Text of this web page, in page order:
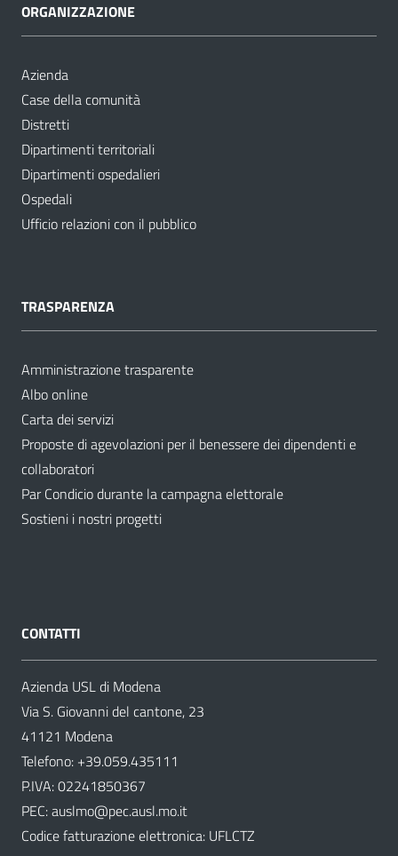
ORGANIZZAZIONE
Azienda
Case della comunità
Distretti
Dipartimenti territoriali
Dipartimenti ospedalieri
Ospedali
Ufficio relazioni con il pubblico
TRASPARENZA
Amministrazione trasparente
Albo online
Carta dei servizi
Proposte di agevolazioni per il benessere dei dipendenti e
collaboratori
Par Condicio durante la campagna elettorale
Sostieni i nostri progetti
CONTATTI
Azienda USL di Modena
Via S. Giovanni del cantone, 23
41121 Modena
Telefono: +39.059.435111
P.IVA: 02241850367
PEC:auslmo@pec.ausl.mo.it
Codice fatturazione elettronica: UFLCTZ